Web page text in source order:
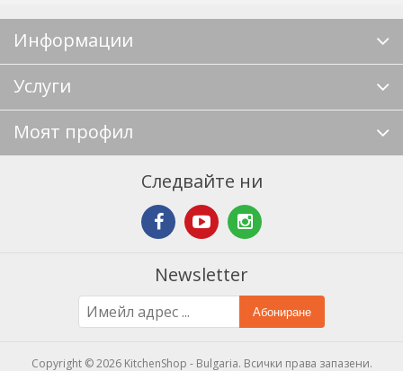
Информации
Услуги
Моят профил
Следвайте ни
Newsletter
Абониране
Copyright © 2026 KitchenShop - Bulgaria. Всички права запазени.